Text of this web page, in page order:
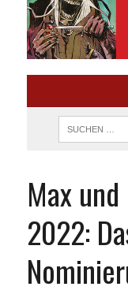
Max
2022: